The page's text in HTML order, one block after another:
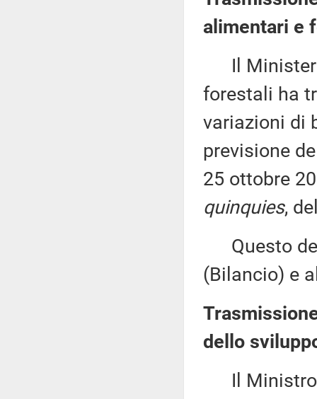
alimentari e
Il
forestali ha
variazioni di
previsione
25 ottobre
quinquies,
Questo
(Bilancio) e
dello
Il Ministro